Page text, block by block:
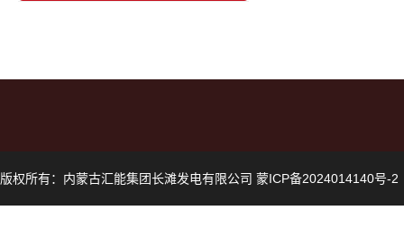
版权所有：内蒙古汇能集团长滩发电有限公司 蒙ICP备2024014140号-2